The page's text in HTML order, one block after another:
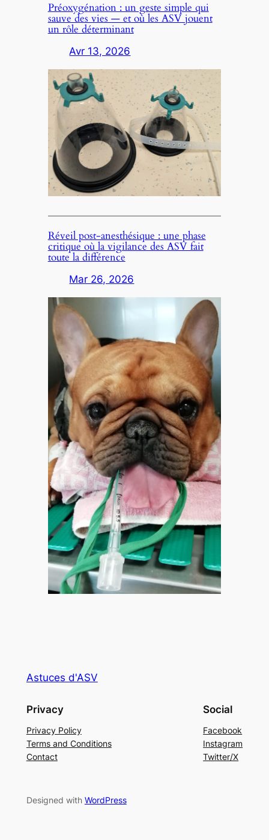
Préoxygénation : un geste simple qui
sauve des vies — et où les ASV jouent
un rôle déterminant
Avr 13, 2026
Réveil post‑anesthésique : une phase
critique où la vigilance des ASV fait
toute la différence
Mar 26, 2026
Astuces d'ASV
Privacy
Privacy Policy
Terms and Conditions
Contact
Social
Facebook
Instagram
Twitter/X
Designed with WordPress